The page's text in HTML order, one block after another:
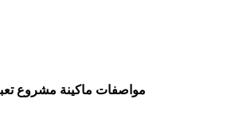
مواصفات ماكينة مشروع